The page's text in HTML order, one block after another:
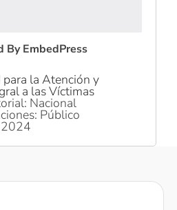
By EmbedPress
la Atención y
a las Víctimas
Nacional
Público
2024